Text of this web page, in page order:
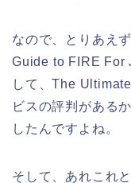
なので、とりあえ
Guide to FIRE For
して、The
ビスの評判がある
したんですよね。
そして、あれこれ